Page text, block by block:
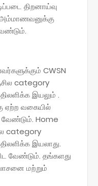
திறனாய்வு
CWSN
category
இயலும் .
ஏற்ற வகையில்
Home
category
இயலாது.
வேண்டும். தங்களது
மற்றும்